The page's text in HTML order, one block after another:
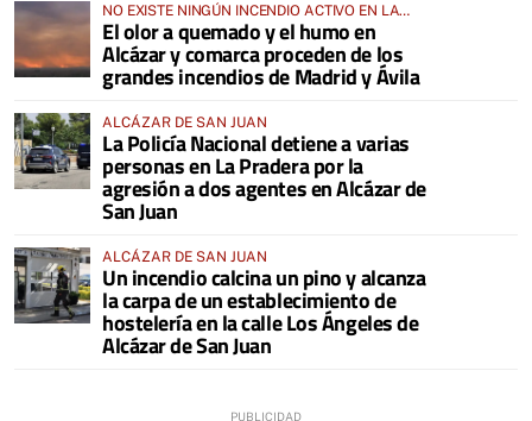
NO EXISTE NINGÚN INCENDIO ACTIVO EN LA
COMARCA
El olor a quemado y el humo en
Alcázar y comarca proceden de los
grandes incendios de Madrid y Ávila
ALCÁZAR DE SAN JUAN
La Policía Nacional detiene a varias
personas en La Pradera por la
agresión a dos agentes en Alcázar de
San Juan
ALCÁZAR DE SAN JUAN
Un incendio calcina un pino y alcanza
la carpa de un establecimiento de
hostelería en la calle Los Ángeles de
Alcázar de San Juan